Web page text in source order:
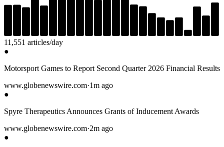
11,551 articles/day
●
Motorsport Games to Report Second Quarter 2026 Financial Results
www.globenewswire.com·1m ago
●
Spyre Therapeutics Announces Grants of Inducement Awards
www.globenewswire.com·2m ago
●